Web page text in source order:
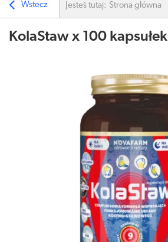
Wstecz Jesteś tutaj: Strona główna
KolaStaw x 100 kapsułek